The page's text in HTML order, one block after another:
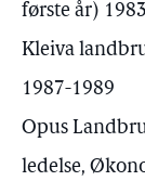
første år)
Kleiva
1987-1989
Opus
ledelse,